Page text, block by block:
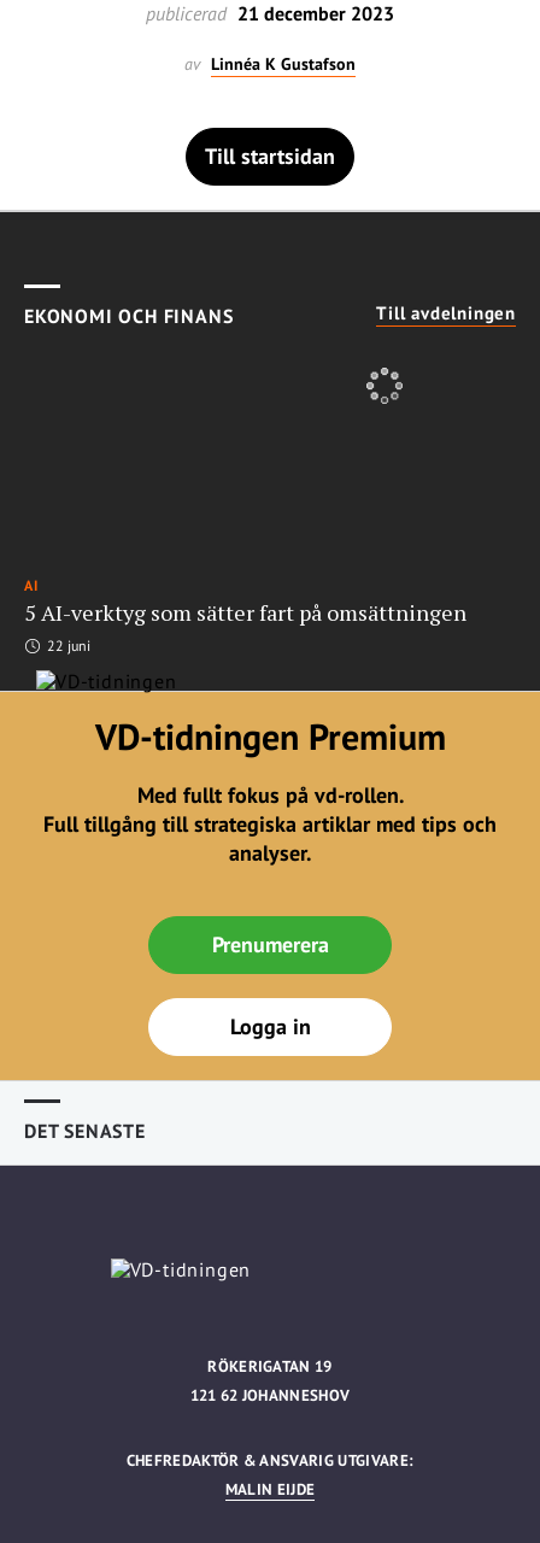
publicerad 21 december 2023
av Linnéa K Gustafson
Till startsidan
EKONOMI OCH FINANS Till avdelningen
AI
5 AI-verktyg som sätter fart på omsättningen
22 juni
VD-tidningen Premium
Med fullt fokus på vd-rollen.
Full tillgång till strategiska artiklar med tips och
analyser.
Prenumerera
Logga in
DET SENASTE
RÖKERIGATAN 19
121 62 JOHANNESHOV
CHEFREDAKTÖR & ANSVARIG UTGIVARE:
MALIN EIJDE